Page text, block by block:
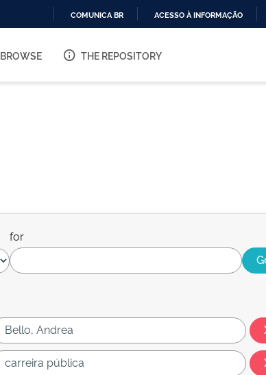
O
COMUNICA BR ACESSO À INFORMAÇÃO
BROWSE THE REPOSITORY
for